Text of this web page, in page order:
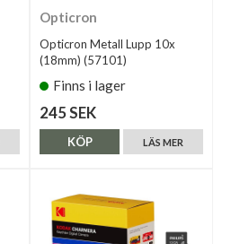
Opticron
Opticron Metall Lupp 10x
(18mm) (57101)
Finns i lager
245 SEK
LÄS MER
KÖP